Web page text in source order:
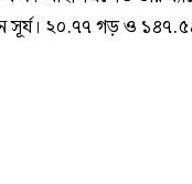
সূর্য। ২০.৭৭ গড় ও